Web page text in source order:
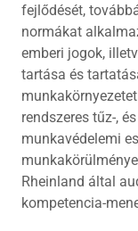
fejlődését,
normákat
emberi jogok,
tartása és
rendszeres tűz-,
munkavédelemi
Rheinland által
kompetencia-